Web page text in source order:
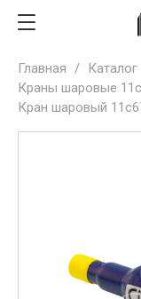
Главная / Каталог
Краны шаровые
Кран шаровый